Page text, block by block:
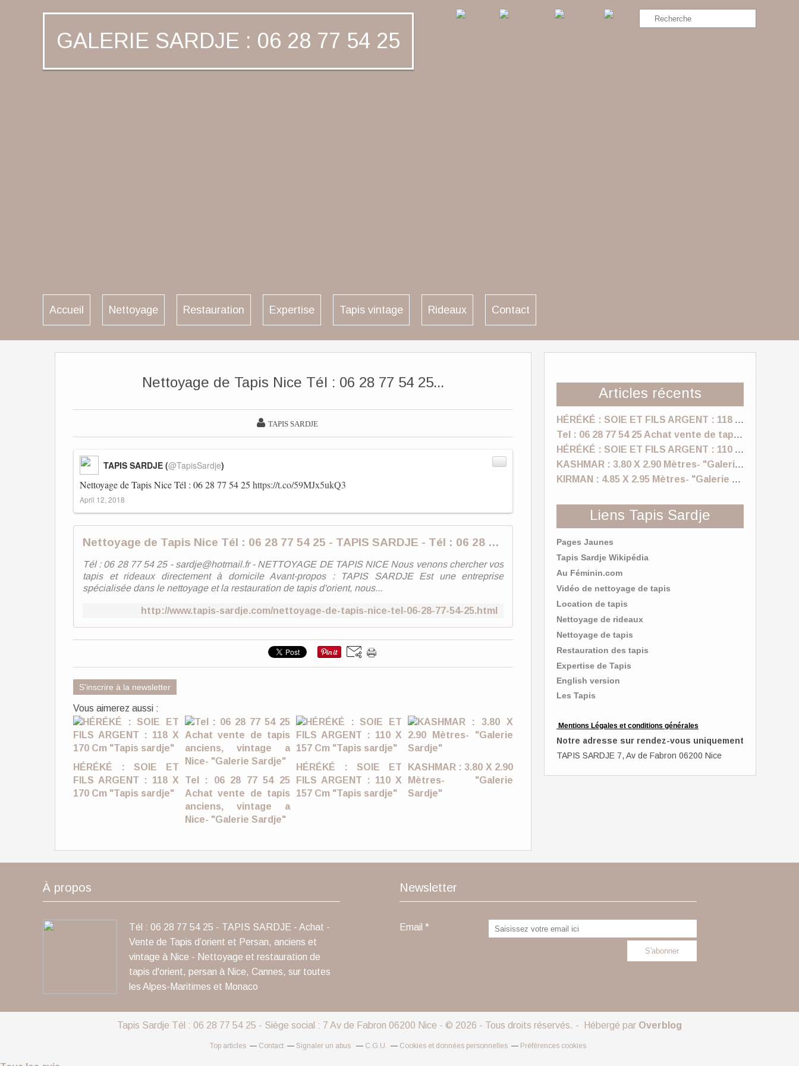
GALERIE SARDJE : 06 28 77 54 25
Accueil Nettoyage Restauration Expertise Tapis vintage Rideaux Contact
Articles récents
HÉRÉKÉ : SOIE ET FILS ARGENT : 118 X 170 Cm "Tapis sardje"
Tel : 06 28 77 54 25 Achat vente de tapis anciens, vintage a Nice- "Galerie Sardje"
HÉRÉKÉ : SOIE ET FILS ARGENT : 110 X 157 Cm "Tapis sardje"
KASHMAR : 3.80 X 2.90 Mètres- "Galerie Sardje"
KIRMAN : 4.85 X 2.95 Mètres- "Galerie Sardje"
Liens Tapis Sardje
Pages Jaunes
Tapis Sardje Wikipédia
Au Féminin.com
Vidéo de nettoyage de tapis
Location de tapis
Nettoyage de rideaux
Nettoyage de tapis
Restauration des tapis
Expertise de Tapis
English version
Les Tapis
Mentions Légales et conditions générales
Notre adresse sur rendez-vous uniquement
TAPIS SARDJE 7, Av de Fabron 06200 Nice
Nettoyage de Tapis Nice Tél : 06 28 77 54 25...
 TAPIS SARDJE
Nettoyage de Tapis Nice Tél : 06 28 77 54 25 https://t.co/59MJx5ukQ3
TAPIS SARDJE (@TapisSardje)
April 12, 2018
Nettoyage de Tapis Nice Tél : 06 28 77 54 25 - TAPIS SARDJE - Tél : 06 28 77 54 25
Tél : 06 28 77 54 25 - sardje@hotmail.fr - NETTOYAGE DE TAPIS NICE Nous venons chercher vos
tapis et rideaux directement à domicile Avant-propos : TAPIS SARDJE Est une entreprise
spécialisée dans le nettoyage et la restauration de tapis d'orient, nous...
http://www.tapis-sardje.com/nettoyage-de-tapis-nice-tel-06-28-77-54-25.html
S'inscrire à la newsletter
Vous aimerez aussi :
HÉRÉKÉ : SOIE ET
FILS ARGENT : 118 X
170 Cm "Tapis sardje"
Tel : 06 28 77 54 25
Achat vente de tapis
anciens, vintage a
Nice- "Galerie Sardje"
HÉRÉKÉ : SOIE ET
FILS ARGENT : 110 X
157 Cm "Tapis sardje"
KASHMAR : 3.80 X 2.90
Mètres- "Galerie
Sardje"
À propos
Tél : 06 28 77 54 25 - TAPIS SARDJE - Achat -
Vente de Tapis d’orient et Persan, anciens et
vintage à Nice - Nettoyage et restauration de
tapis d'orient, persan à Nice, Cannes, sur toutes
les Alpes-Maritimes et Monaco
Newsletter
Email
Tapis Sardje Tél : 06 28 77 54 25 - Siège social : 7 Av de Fabron 06200 Nice - © 2026 - Tous droits réservés. - Hébergé par Overblog
Top articles Contact Signaler un abus C.G.U. Cookies et données personnelles Préférences cookies